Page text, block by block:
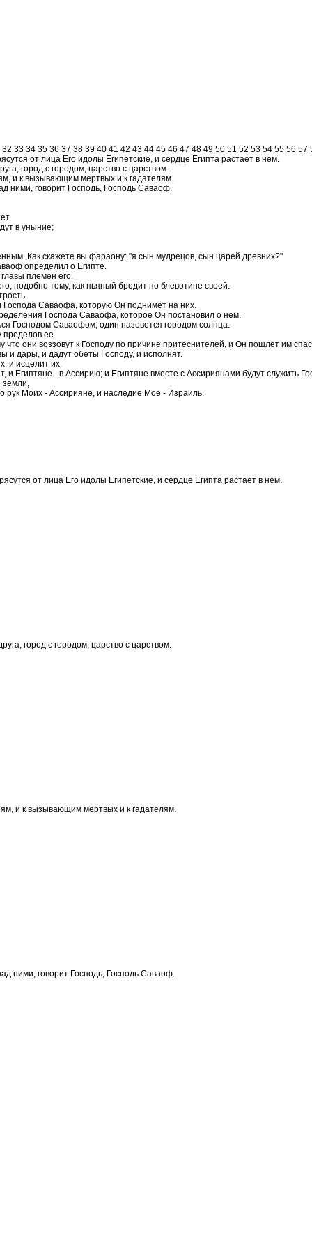
32 33 34 35 36 37 38 39 40 41 42 43 44 45 46 47 48 49 50 51 52 53 54 55 56 57
от лица Его идолы Египетские, и сердце Египта растает в нем.
город с городом, царство с царством.
и к вызывающим мертвых и к гадателям.
ними, говорит Господь, Господь Саваоф.
в уныние;
Как скажете вы фараону: "я сын мудрецов, сын царей древних?"
определил о Египте.
племен его.
подобно тому, как пьяный бродит по блевотине своей.
Саваофа, которую Он поднимет на них.
Господа Саваофа, которое Он постановил о нем.
Господом Саваофом; один назовется городом солнца.
пределов ее.
они воззовут к Господу по причине притеснителей, и Он пошлет им
и дары, и дадут обеты Господу, и исполнят.
и исцелит их.
Египтяне - в Ассирию; и Египтяне вместе с Ассириянами будут служить
земли,
рук Моих - Ассирияне, и наследие Мое - Израиль.
от лица Его идолы Египетские, и сердце Египта растает в нем.
город с городом, царство с царством.
и к вызывающим мертвых и к гадателям.
ними, говорит Господь, Господь Саваоф.